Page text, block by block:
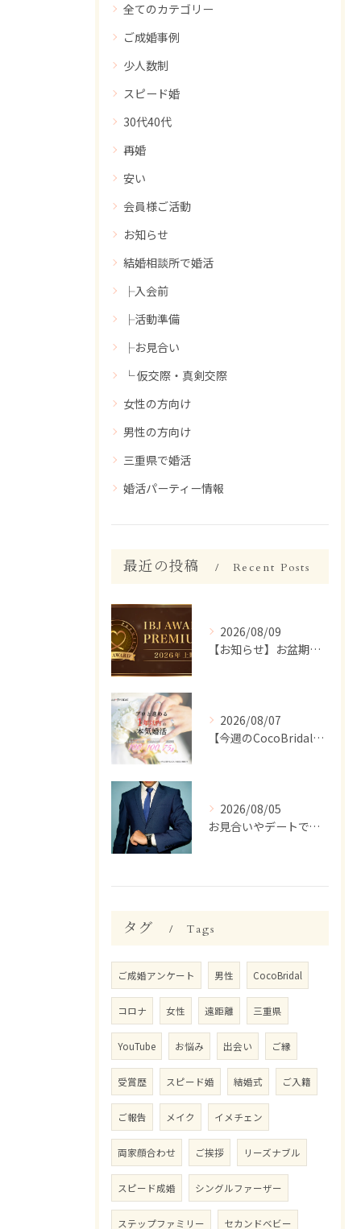
全てのカテゴリー
ご成婚事例
少人数制
スピード婚
30代40代
再婚
安い
会員様ご活動
お知らせ
結婚相談所で婚活
├入会前
├活動準備
├お見合い
└ 仮交際・真剣交際
女性の方向け
男性の方向け
三重県で婚活
婚活パーティー情報
最近の投稿 Recent Posts
2026/08/09
【お知らせ】お盆期間のサポート体制について
2026/08/07
【今週のCocoBridal】8/1〜8/7 会員様 活動報告✨
2026/08/05
お見合いやデートで、ついつい話しすぎちゃう人いませんか？【婚活 男性 話しすぎ】
タグ Tags
ご成婚アンケート 男性 CocoBridal
コロナ 女性 遠距離 三重県
YouTube お悩み 出会い ご縁
受賞歴 スピード婚 結婚式 ご入籍
ご報告 メイク イメチェン
両家顔合わせ ご挨拶 リーズナブル
スピード成婚 シングルファーザー
ステップファミリー セカンドベビー